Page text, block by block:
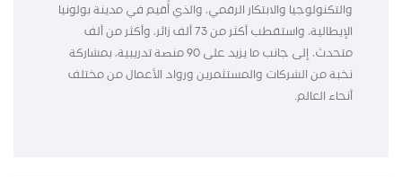
والتكنولوجيا والابتكار الرقمي، والذي أُقيم في مدينة بولونيا
الإيطالية، واستقطب أكثر من 73 ألف زائر، وأكثر من ألف
متحدث، إلى جانب ما يزيد على 90 منصة تدريبية، بمشاركة
نخبة من الشركات والمستثمرين ورواد الأعمال من مختلف
أنحاء العالم.